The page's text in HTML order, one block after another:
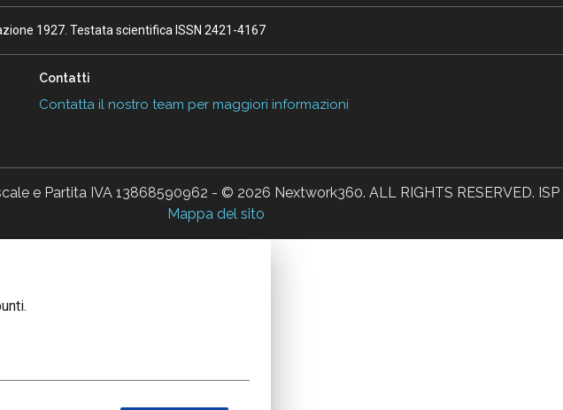
1927. Testata scientifica ISSN 2421-4167
Contatti
Contatta il nostro team per maggiori informazioni
e Partita IVA 13868590962 - © 2026 Nextwork360. ALL RIGHTS RESERVED. ISP
Mappa del sito